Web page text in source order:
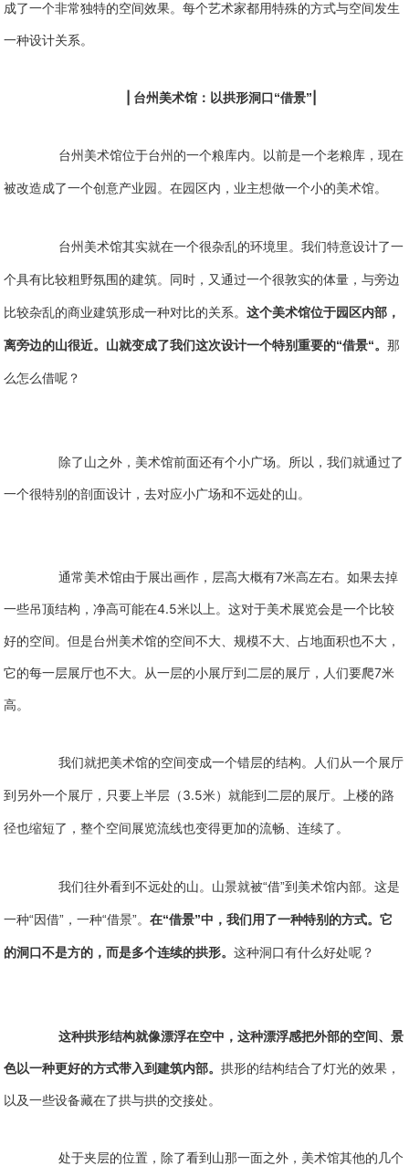
成了一个非常独特的空间效果。每个艺术家都用特殊的方式与空间发生
一种设计关系。
台州美术馆：以拱形洞口“借景”
台州美术馆位于台州的一个粮库内。以前是一个老粮库，现在
被改造成了一个创意产业园。在园区内，业主想做一个小的美术馆。
台州美术馆其实就在一个很杂乱的环境里。我们特意设计了一
个具有比较粗野氛围的建筑。同时，又通过一个很敦实的体量，与旁边
比较杂乱的商业建筑形成一种对比的关系。这个美术馆位于园区内部，
离旁边的山很近。山就变成了我们这次设计一个特别重要的“借景“。那
么怎么借呢？
除了山之外，美术馆前面还有个小广场。所以，我们就通过了
一个很特别的剖面设计，去对应小广场和不远处的山。
通常美术馆由于展出画作，层高大概有7米高左右。如果去掉
一些吊顶结构，净高可能在4.5米以上。这对于美术展览会是一个比较
好的空间。但是台州美术馆的空间不大、规模不大、占地面积也不大，
它的每一层展厅也不大。从一层的小展厅到二层的展厅，人们要爬7米
高。
我们就把美术馆的空间变成一个错层的结构。人们从一个展厅
到另外一个展厅，只要上半层（3.5米）就能到二层的展厅。上楼的路
径也缩短了，整个空间展览流线也变得更加的流畅、连续了。
我们往外看到不远处的山。山景就被“借”到美术馆内部。这是
一种“因借”，一种“借景”。在“借景”中，我们用了一种特别的方式。它
的洞口不是方的，而是多个连续的拱形。这种洞口有什么好处呢？
这种拱形结构就像漂浮在空中，这种漂浮感把外部的空间、景
色以一种更好的方式带入到建筑内部。拱形的结构结合了灯光的效果，
以及一些设备藏在了拱与拱的交接处。
处于夹层的位置，除了看到山那一面之外，美术馆其他的几个